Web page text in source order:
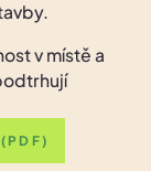
v místě a